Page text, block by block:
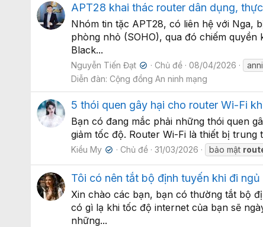
APT28 khai thác router dân dụng,
Nhóm tin tặc APT28, có liên hệ với Nga,
phòng nhỏ (SOHO), qua đó chiếm
Black...
Nguyễn Tiến Đạt ✔ Chủ đề 08/04/2026
Diễn đàn: Cộng đồng An ninh mạng
5 thói quen gây hại cho router Wi-Fi
Bạn có đang mắc phải những thói quen
giảm tốc độ. Router Wi-Fi là thiết bị
Kiều My ✔ Chủ đề 31/03/2026 bảo mật
Tôi có nên tắt bộ định tuyến khi đi
Xin chào các bạn, bạn có thường tắt bộ
có gì lạ khi tốc độ internet của bạn sẽ
những...